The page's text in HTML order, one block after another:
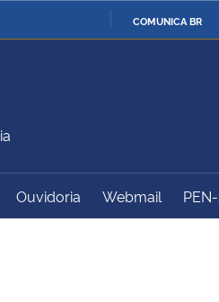
COMUNICA BR
Ministério da Defesa
Ministério do
Ouvidoria Webmail